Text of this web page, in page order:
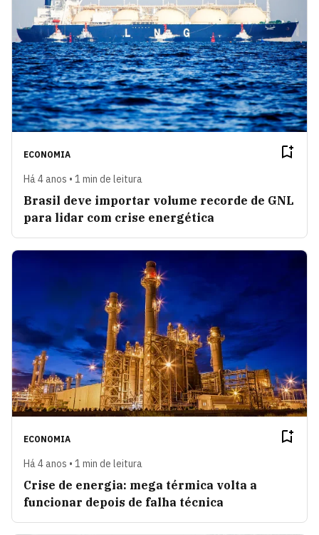
ECONOMIA
Há 4 anos • 1 min de leitura
Brasil deve importar volume recorde de GNL
para lidar com crise energética
ECONOMIA
Há 4 anos • 1 min de leitura
Crise de energia: mega térmica volta a
funcionar depois de falha técnica